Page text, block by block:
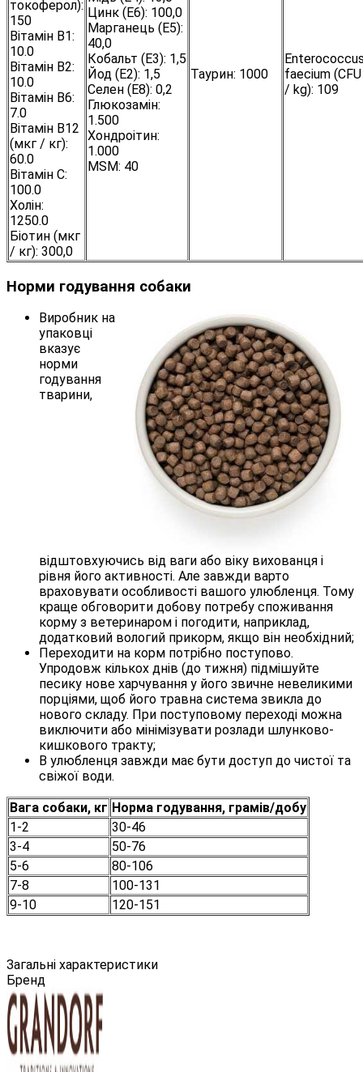
токоферол):
150
Вітамін В1:
10.0
Вітамін В2:
10.0
Вітамін В6:
7.0
Вітамін B12
(мкг / кг):
60.0
Вітамін C:
100.0
Холін:
1250.0
Біотин (мкг
/ кг): 300,0
Цинк (E6): 100,0
Марганець (E5):
40,0
Кобальт (E3): 1,5
Йод (E2): 1,5
Селен (E8): 0,2
Глюкозамін:
1.500
Хондроітин:
1.000
MSM: 40
Таурин: 1000
faecium (CFU
/ kg): 109
Норми годування собаки
Виробник на
упаковці
вказує
норми
годування
тварини,
відштовхуючись від ваги або віку вихованця і
рівня його активності. Але завжди варто
враховувати особливості вашого улюбленця. Тому
краще обговорити добову потребу споживання
корму з ветеринаром і погодити, наприклад,
додатковий вологий прикорм, якщо він необхідний;
Переходити на корм потрібно поступово.
Упродовж кількох днів (до тижня) підмішуйте
песику нове харчування у його звичне невеликими
порціями, щоб його травна система звикла до
нового складу. При поступовому переході можна
виключити або мінімізувати розлади шлунково-
кишкового тракту;
В улюбленця завжди має бути доступ до чистої та
свіжої води.
Вага собаки, кг Норма годування, грамів/добу
1-2
30-46
3-4
50-76
5-6
80-106
7-8
100-131
9-10
120-151
Загальні характеристики
Бренд